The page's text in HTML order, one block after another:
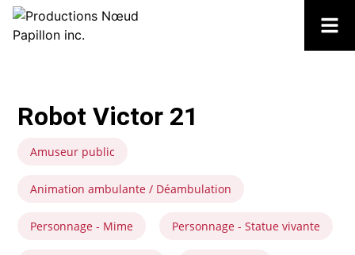
Robot Victor 21
Amuseur public
Animation ambulante / Déambulation
Personnage - Mime Personnage - Statue vivante